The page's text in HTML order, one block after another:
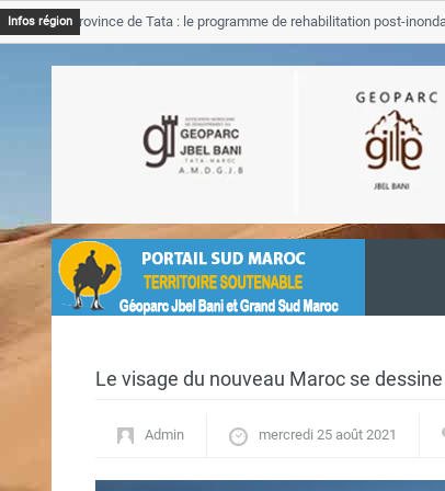
Infos régionProvince de Tata : le programme de rehabilitation post-inondations
Le visage du nouveau Maroc se dessine
Admin mercredi 25 août 2021